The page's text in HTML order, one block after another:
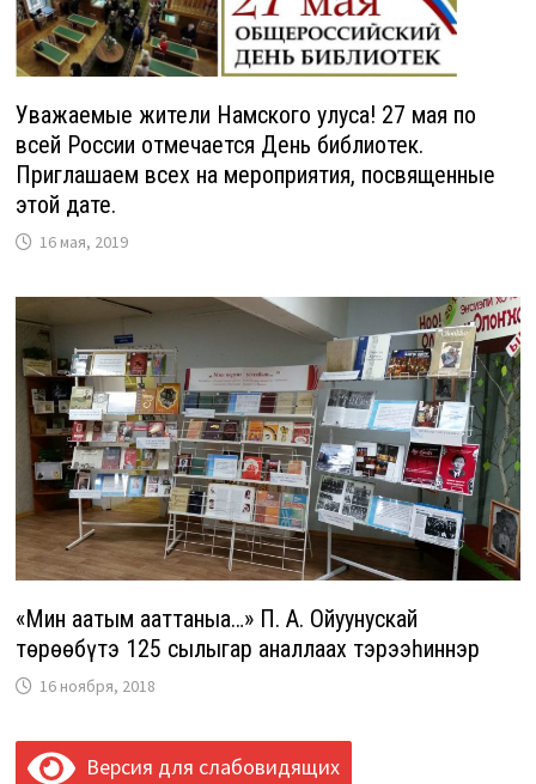
Уважаемые жители Намского улуса! 27 мая по
всей России отмечается День библиотек.
Приглашаем всех на мероприятия, посвященные
этой дате.
16 мая, 2019
«Мин аатым ааттаныа…» П. А. Ойуунускай
төрөөбүтэ 125 сылыгар аналлаах тэрээһиннэр
16 ноября, 2018
Версия для слабовидящих